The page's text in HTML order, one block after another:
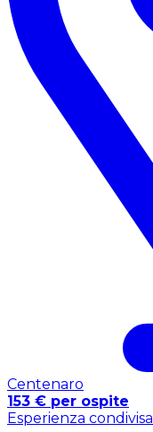
Centenaro
153 € per ospite
Esperienza condivisa